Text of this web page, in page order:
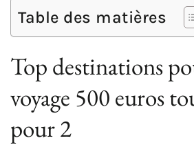
Table des matières
Top destinations
voyage 500 euros
pour 2